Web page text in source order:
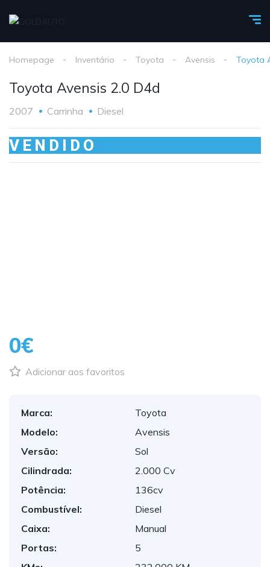
Homepage Inventário Toyota Avensis Toyota
Toyota Avensis 2.0 D4d
2007 Carrinha Diesel
VENDIDO
0€
Adicionar aos favoritos
Marca:
Toyota
Modelo:
Avensis
Versão:
Sol
Cilindrada:
2.000 Cv
Potência:
136cv
Combustível:
Diesel
Caixa:
Manual
Portas:
5